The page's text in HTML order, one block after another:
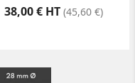
Prix
38,00 € HT (45,60 €)